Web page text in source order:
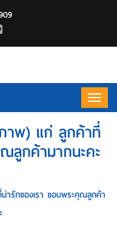
าพ) แก่ ลูกค้าที่
ลูกค้ามากนะคะ
รักของเรา ขอบพระคุณลูกค้า